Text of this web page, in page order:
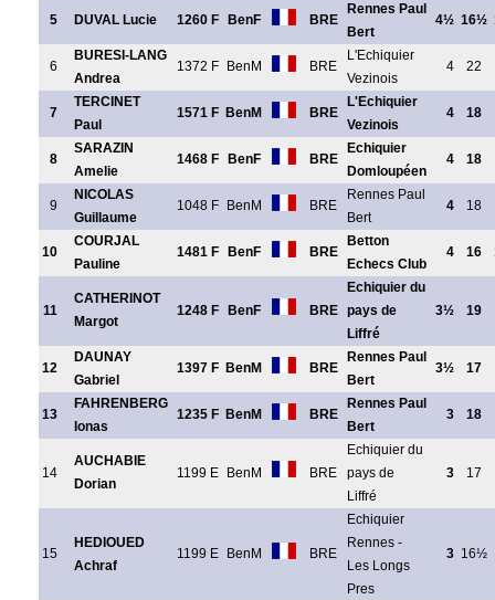
5 DUVAL Lucie 1260 F BenF BRE
Rennes Paul
Bert
4½ 16½
6
BURESI-LANG
Andrea
1372 F BenM BRE
L'Echiquier
Vezinois
4 22
7
TERCINET
Paul
1571 F BenM BRE
L'Echiquier
Vezinois
4 18
8
SARAZIN
Amelie
1468 F BenF BRE
Echiquier
Domloupéen
4 18
9
NICOLAS
Guillaume
1048 F BenM BRE
Rennes Paul
Bert
4 18
10
COURJAL
Pauline
1481 F BenF BRE
Betton
Echecs Club
4 16
11
CATHERINOT
Margot
1248 F BenF BRE
Echiquier du
pays de
Liffré
3½ 19
12
DAUNAY
Gabriel
1397 F BenM BRE
Rennes Paul
Bert
3½ 17
13
FAHRENBERG
Ionas
1235 F BenM BRE
Rennes Paul
Bert
3 18
14
AUCHABIE
Dorian
1199 E BenM BRE
Echiquier du
pays de
Liffré
3 17
15
HEDIOUED
Achraf
1199 E BenM BRE
Echiquier
Rennes -
Les Longs
Pres
3 16½